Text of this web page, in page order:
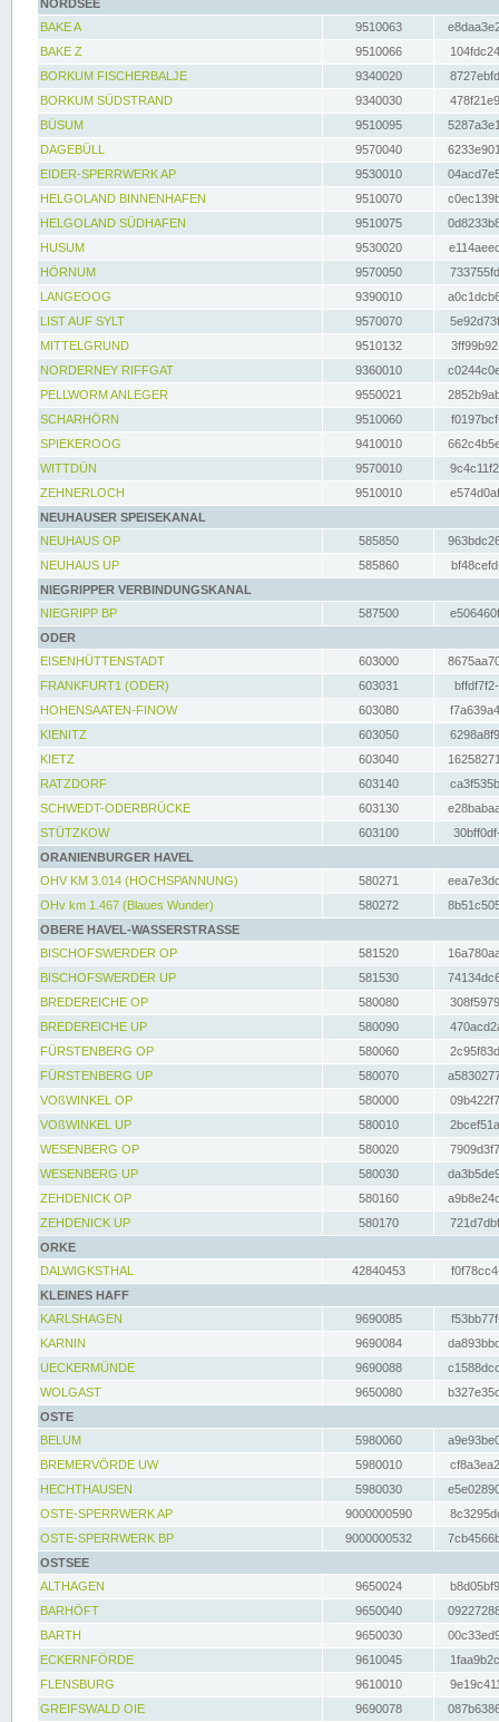
NORDSEE
BAKE A
9510063
BAKE Z
9510066
BORKUM FISCHERBALJE
9340020
BORKUM SÜDSTRAND
9340030
BÜSUM
9510095
DAGEBÜLL
9570040
EIDER-SPERRWERK AP
9530010
HELGOLAND BINNENHAFEN
9510070
HELGOLAND SÜDHAFEN
9510075
HUSUM
9530020
HÖRNUM
9570050
LANGEOOG
9390010
LIST AUF SYLT
9570070
MITTELGRUND
9510132
NORDERNEY RIFFGAT
9360010
PELLWORM ANLEGER
9550021
SCHARHÖRN
9510060
SPIEKEROOG
9410010
WITTDÜN
9570010
ZEHNERLOCH
9510010
NEUHAUSER SPEISEKANAL
NEUHAUS OP
585850
NEUHAUS UP
585860
NIEGRIPPER VERBINDUNGSKANAL
NIEGRIPP BP
587500
ODER
EISENHÜTTENSTADT
603000
FRANKFURT1 (ODER)
603031
HOHENSAATEN-FINOW
603080
KIENITZ
603050
KIETZ
603040
RATZDORF
603140
SCHWEDT-ODERBRÜCKE
603130
STÜTZKOW
603100
ORANIENBURGER HAVEL
OHV KM 3.014 (HOCHSPANNUNG)
580271
OHv km 1.467 (Blaues Wunder)
580272
OBERE HAVEL-WASSERSTRASSE
BISCHOFSWERDER OP
581520
BISCHOFSWERDER UP
581530
BREDEREICHE OP
580080
BREDEREICHE UP
580090
FÜRSTENBERG OP
580060
FÜRSTENBERG UP
580070
VOßWINKEL OP
580000
VOßWINKEL UP
580010
WESENBERG OP
580020
WESENBERG UP
580030
ZEHDENICK OP
580160
ZEHDENICK UP
580170
ORKE
DALWIGKSTHAL
42840453
KLEINES HAFF
KARLSHAGEN
9690085
KARNIN
9690084
UECKERMÜNDE
9690088
WOLGAST
9650080
OSTE
BELUM
5980060
BREMERVÖRDE UW
5980010
HECHTHAUSEN
5980030
OSTE-SPERRWERK AP
9000000590
OSTE-SPERRWERK BP
9000000532
OSTSEE
ALTHAGEN
9650024
BARHÖFT
9650040
BARTH
9650030
ECKERNFÖRDE
9610045
FLENSBURG
9610010
GREIFSWALD OIE
9690078